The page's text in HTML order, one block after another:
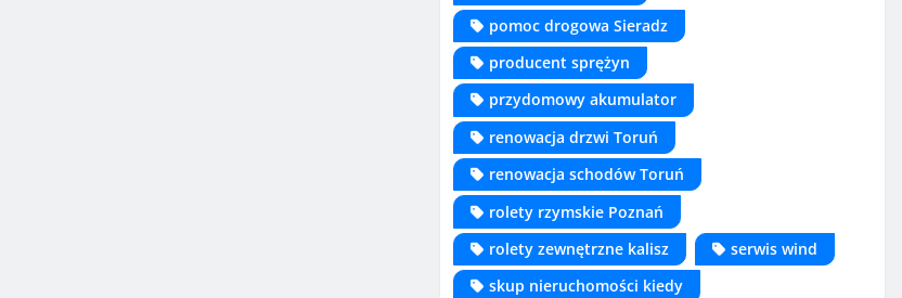
pomoc drogowa Sieradz
producent sprężyn
przydomowy akumulator
renowacja drzwi Toruń
renowacja schodów Toruń
rolety rzymskie Poznań
rolety zewnętrzne kalisz
serwis wind
skup nieruchomości kiedy